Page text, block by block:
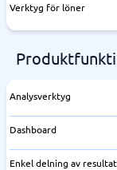
Verktyg för löner
Analysverktyg
Dashboard
Enkel delning av resultat